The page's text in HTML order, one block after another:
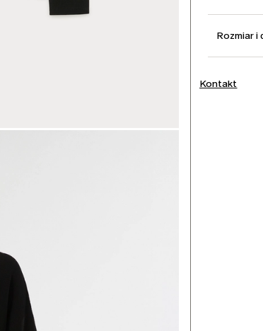
Rozmiar i
Kontakt